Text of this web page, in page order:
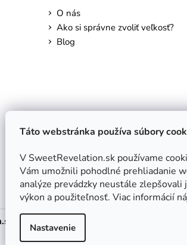
Táto webstránka používa súbory
V SweetRevelation.sk používame
Vám umožnili pohodlné prehliadanie
analýze prevádzky neustále zlepšovali
výkon a použiteľnosť. Viac informácií
Nastavenie
O nás
Ako si správne zvoliť veľkosť?
Blog